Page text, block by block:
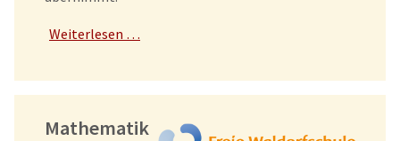
Weiterlesen …
Mathematik